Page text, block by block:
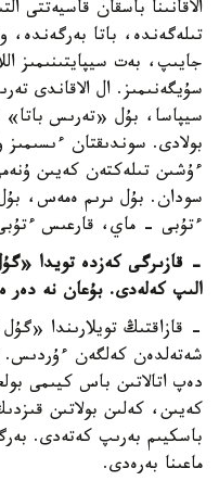
الاقانىنا باسقان قاسيەتتى
تىلەگەندە، باتا بەرگەندە،
جايىپ، بەت سيپايتىنىمىز
سۇيگەنىمىز. ال الاقاندى
سيپاسا، بۇل «تەرىس
بولادى. سوندىقتان
ءۇشىن تىلەكتەن كەيىن
سودان. بۇل ىرىم ەمەس، بۇل
ءتۇبى - ماي، قارعىس
- قازىرگى كەزدە تويدا
الىپ كەلەدى. بۇعان نە دەر
- قازاقتىڭ تويلارىندا
شەتەلدەن كەلگەن ءۇردىس.
دەپ اتالاتىن باس كيىمى
كەيىن، كەلىن بولاتىن
باسكيىم بەرىپ كەتەدى.
ماعىنا بەرەدى.